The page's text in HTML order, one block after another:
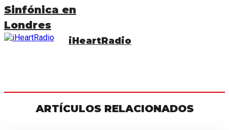
Sinfónica en
Londres
iHeartRadio
ARTÍCULOS RELACIONADOS